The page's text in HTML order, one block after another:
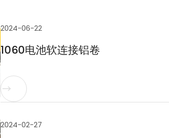
2024-06-22
1060电池软连接铝卷

2024-02-27